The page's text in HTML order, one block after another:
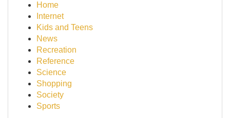
Home
Internet
Kids and Teens
News
Recreation
Reference
Science
Shopping
Society
Sports